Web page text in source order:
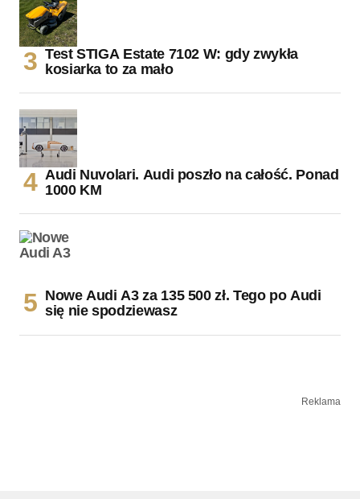
Test STIGA Estate 7102 W: gdy zwykła
kosiarka to za mało
Audi Nuvolari. Audi poszło na całość. Ponad
1000 KM
Nowe Audi A3 za 135 500 zł. Tego po Audi
się nie spodziewasz
Reklama